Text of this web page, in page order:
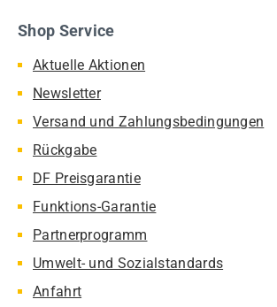
Shop Service
Aktuelle Aktionen
Newsletter
Versand und Zahlungsbedingungen
Rückgabe
DF Preisgarantie
Funktions-Garantie
Partnerprogramm
Umwelt- und Sozialstandards
Anfahrt